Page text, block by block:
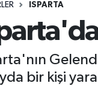
ISPARTA
bir kişi
Yoğunluk Haritası
Durumu ve Fikstür